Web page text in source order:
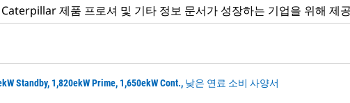
Caterpillar 제품 프로셔 및 기타 정보 문서가 성장하는 기업을 위해 제
Standby, 1,820ekW Prime, 1,650ekW Cont., 낮은 연료 소비 사양서